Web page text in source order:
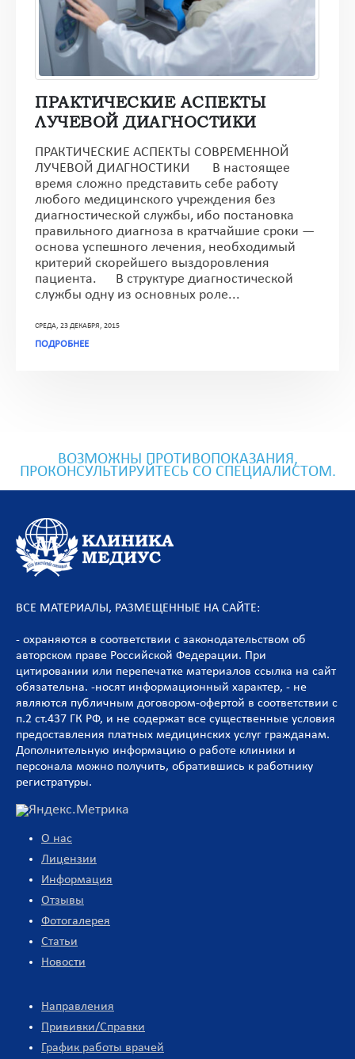
ПРАКТИЧЕСКИЕ АСПЕКТЫ
ЛУЧЕВОЙ ДИАГНОСТИКИ
ПРАКТИЧЕСКИЕ АСПЕКТЫ СОВРЕМЕННОЙ
ЛУЧЕВОЙ ДИАГНОСТИКИ В настоящее
время сложно представить себе работу
любого медицинского учреждения без
диагностической службы, ибо постановка
правильного диагноза в кратчайшие сроки —
основа успешного лечения, необходимый
критерий скорейшего выздоровления
пациента. В структуре диагностической
службы одну из основных роле...
СРЕДА, 23 ДЕКАБРЯ, 2015
ПОДРОБНЕЕ
ВОЗМОЖНЫ ПРОТИВОПОКАЗАНИЯ,
ПРОКОНСУЛЬТИРУЙТЕСЬ СО СПЕЦИАЛИСТОМ.
ВСЕ МАТЕРИАЛЫ, РАЗМЕЩЕННЫЕ НА САЙТЕ:
- охраняются в соответствии с законодательством об
авторском праве Российской Федерации. При
цитировании или перепечатке материалов ссылка на сайт
обязательна. -носят информационный характер, - не
являются публичным договором-офертой в соответствии с
п.2 ст.437 ГК РФ, и не содержат все существенные условия
предоставления платных медицинских услуг гражданам.
Дополнительную информацию о работе клиники и
персонала можно получить, обратившись к работнику
регистратуры.
О нас
Лицензии
Информация
Отзывы
Фотогалерея
Статьи
Новости
Направления
Прививки/Справки
График работы врачей